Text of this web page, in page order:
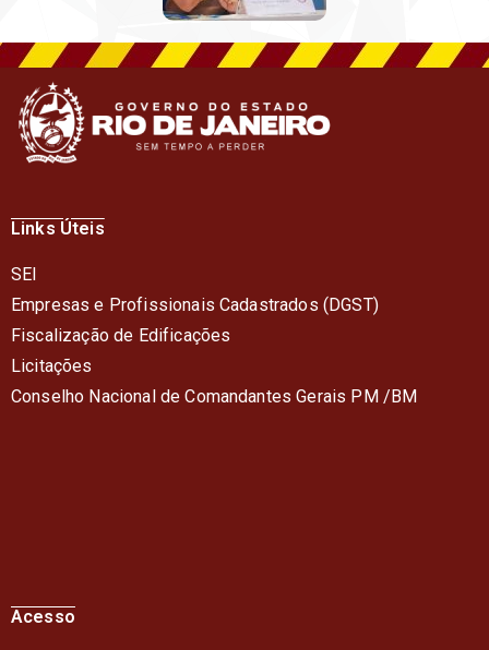
Links Úteis
SEI
Empresas e Profissionais Cadastrados (DGST)
Fiscalização de Edificações
Licitações
Conselho Nacional de Comandantes Gerais PM /BM
Acesso